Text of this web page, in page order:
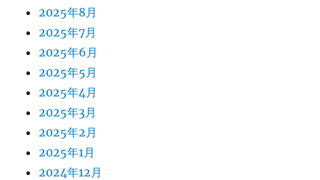
2025年8月
2025年7月
2025年6月
2025年5月
2025年4月
2025年3月
2025年2月
2025年1月
2024年12月